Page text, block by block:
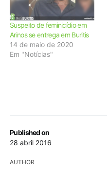
Published on
28 abril 2016
AUTHOR
Suspeito de feminicídio em
Arinos se entrega em Buritis
14 de maio de 2020
Em "Notícias"